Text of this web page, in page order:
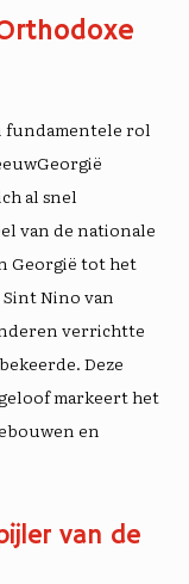
fundamentele rol
Georgië
al snel
van de nationale
Georgië tot het
Nino van
verrichtte
Deze
markeert het
en
van de